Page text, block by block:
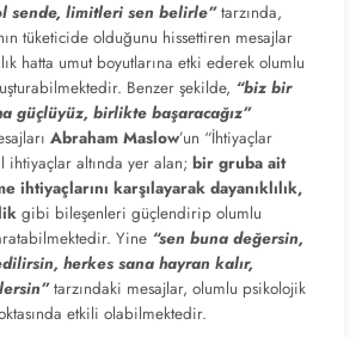
sende, limitleri sen belirle”tarzında,
tüketicide olduğunu hissettiren mesajlar
hatta umut boyutlarına etki ederek olumlu
Benzer şekilde, “biz bir
güçlüyüz, birlikte başaracağız”
Abraham Maslow’un “İhtiyaçlar
ihtiyaçlar altında yer alan; bir gruba ait
ihtiyaçlarını karşılayarak dayanıklılık,
gibi bileşenleri güçlendirip olumlu
Yine “sen buna değersin,
herkes sana hayran kalır,
tarzındaki mesajlar, olumlu psikolojik
etkili olabilmektedir.